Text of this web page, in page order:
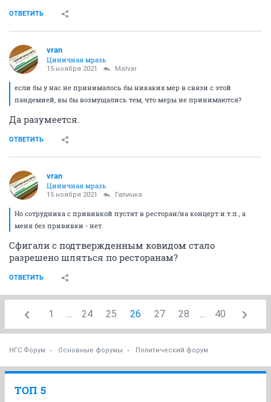
ОТВЕТИТЬ
vran
Циничная мразь
15 ноября 2021 Malvar
если бы у нас не принималось бы никаких мер в связи с этой
пандемией, вы бы возмущались тем, что меры не принимаются?
Да разумеется.
ОТВЕТИТЬ
vran
Циничная мразь
15 ноября 2021 Галинка
Но сотрудника с прививкой пустят в ресторан/на концерт и т.п., а
меня без прививки - нет.
Сфигали с подтвержденным ковидом стало
разрешено шляться по ресторанам?
ОТВЕТИТЬ
1 ... 24 25 26 27 28 ... 40
НГС.Форум Основные форумы Политический форум
ТОП 5